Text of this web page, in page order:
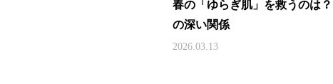
春の「ゆらぎ肌」を救うのは
の深い関係
2026.03.13